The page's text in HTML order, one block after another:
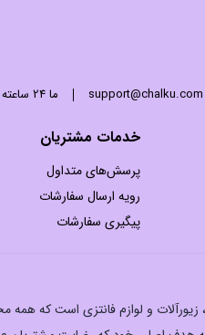
support@chalku.com ما 24 ساعته 7 روز هفته پاسخگوی شما هستیم.
خدمات مشتریان
پرسش‌های متداول
رویه ارسال سفارشات
پیگیری سفارشات
زیورآلات و لوازم فانتزی است